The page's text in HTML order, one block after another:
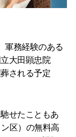
軍務経験のある
大田顕忠院
される予定
せたこともあ
区）の無料高